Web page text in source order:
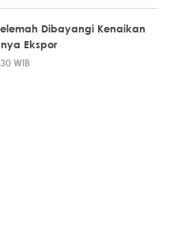
Dibayangi Kenaikan
Ekspor
WIB